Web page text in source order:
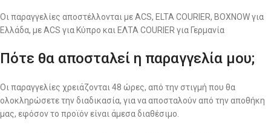
Οι παραγγελίες αποστέλλονται με ACS, ELTA COURIER, BOXNOW για
Ελλάδα, με ACS για Κύπρο και ΕΛΤΑ COURIER για Γερμανία
Πότε θα αποσταλεί η παραγγελία μου;
Οι παραγγελίες χρειάζονται 48 ώρες, από την στιγμή που θα
ολοκληρώσετε την διαδικασία, για να αποσταλούν από την αποθήκη
μας, εφόσον το προϊόν είναι άμεσα διαθέσιμο.